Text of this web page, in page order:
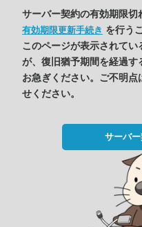
サーバー契約の有効期限切
有効期限更新手続き を行う
このページが表示されて
が、復旧猶予期間を経過
お急ぎください。ご不明点
せください。
サーバ